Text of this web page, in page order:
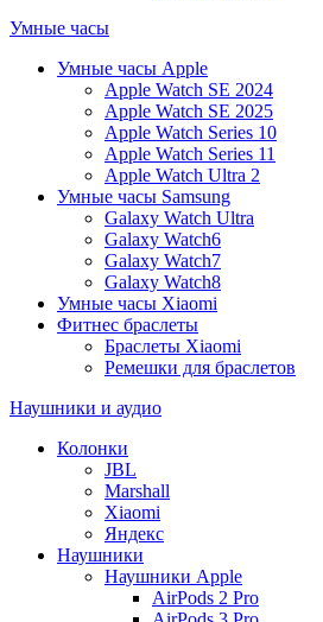
Умные часы
Умные часы Apple
Apple Watch SE 2024
Apple Watch SE 2025
Apple Watch Series 10
Apple Watch Series 11
Apple Watch Ultra 2
Умные часы Samsung
Galaxy Watch Ultra
Galaxy Watch6
Galaxy Watch7
Galaxy Watch8
Умные часы Xiaomi
Фитнес браслеты
Браслеты Xiaomi
Ремешки для браслетов
Наушники и аудио
Колонки
JBL
Marshall
Xiaomi
Яндекс
Наушники
Наушники Apple
AirPods 2 Pro